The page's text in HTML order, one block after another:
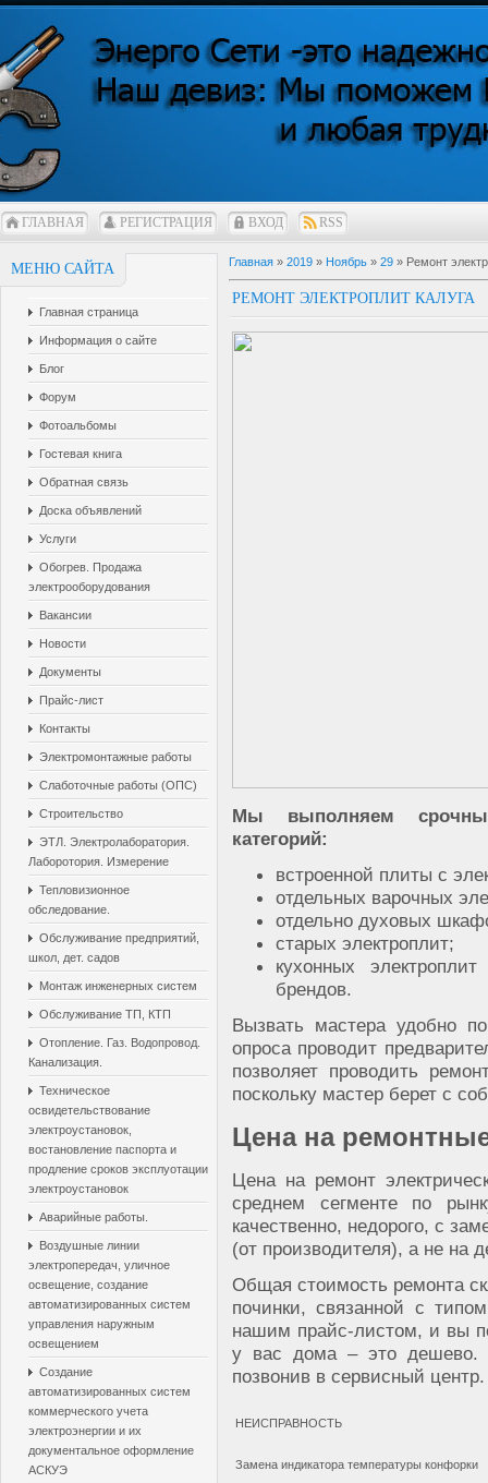
ГЛАВНАЯ РЕГИСТРАЦИЯ ВХОД RSS
МЕНЮ САЙТА
Главная страница
Информация о сайте
Блог
Форум
Фотоальбомы
Гостевая книга
Обратная связь
Доска объявлений
Услуги
Обогрев. Продажа
электрооборудования
Вакансии
Новости
Документы
Прайс-лист
Контакты
Электромонтажные работы
Слаботочные работы (ОПС)
Строительство
ЭТЛ. Электролаборатория.
Лаборотория. Измерение
Тепловизионное
обследование.
Обслуживание предприятий,
школ, дет. садов
Монтаж инженерных систем
Обслуживание ТП, КТП
Отопление. Газ. Водопровод.
Канализация.
Техническое
освидетельствование
электроустановок,
востановление паспорта и
продление сроков эксплуотации
электроустановок
Аварийные работы.
Воздушные линии
электропередач, уличное
освещение, создание
автоматизированных систем
управления наружным
освещением
Создание
автоматизированных систем
коммерческого учета
электроэнергии и их
документальное оформление
АСКУЭ
Главная » 2019 » Ноябрь » 29 » Ремонт
РЕМОНТ ЭЛЕКТРОПЛИТ КАЛУГА
Мы выполняем
категорий:
встроенной плиты с
отдельных варочных
отдельно духовых
старых электроплит;
кухонных
брендов.
Вызвать мастера удобно
опроса проводит
позволяет проводить
поскольку мастер берет с
Цена на
Цена на ремонт
среднем сегменте по
качественно, недорого, с
(от производителя), а не на
Общая стоимость ремонта
починки, связанной с
нашим прайс-листом, и вы
у вас дома – это дешево.
позвонив в сервисный центр.
НЕИСПРАВНОСТЬ
Замена индикатора температуры конфорки